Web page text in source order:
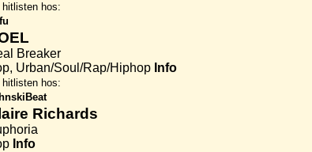
hitlisten hos:
Breaker
Urban/Soul/Rap/Hiphop Info
hitlisten hos:
Richards
Info